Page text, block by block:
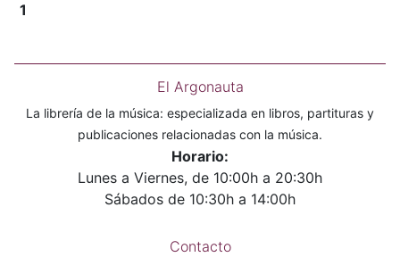
1
El Argonauta
La librería de la música: especializada en libros, partituras y
publicaciones relacionadas con la música.
Horario:
Lunes a Viernes, de 10:00h a 20:30h
Sábados de 10:30h a 14:00h
Contacto